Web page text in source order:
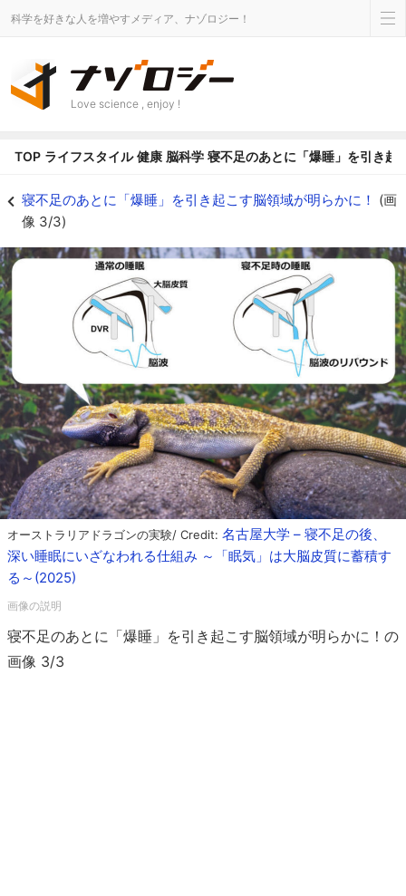
科学を好きな人を増やすメディア、ナゾロジー！
Love science , enjoy !
TOP ライフスタイル 健康 脳科学 寝不足のあとに「爆睡」を引き起
寝不足のあとに「爆睡」を引き起こす脳領域が明らかに！ (画
像 3/3)
オーストラリアドラゴンの実験/ Credit: 名古屋大学 – 寝不足の後、
深い睡眠にいざなわれる仕組み ～「眠気」は大脳皮質に蓄積す
る～(2025)
寝不足のあとに「爆睡」を引き起こす脳領域が明らかに！の
画像 3/3